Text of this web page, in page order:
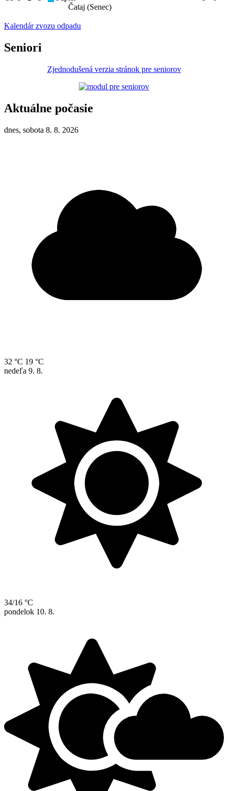
Čataj (Senec)
Kalendár zvozu odpadu
Seniori
Zjednodušená verzia stránok pre seniorov
Aktuálne počasie
dnes, sobota 8. 8. 2026
32 °C 19 °C
nedeľa 9. 8.
34/16 °C
pondelok 10. 8.